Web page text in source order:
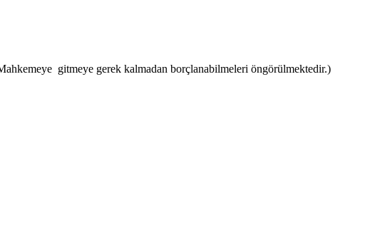
gitmeye gerek kalmadan borçlanabilmeleri öngörülmektedir.)